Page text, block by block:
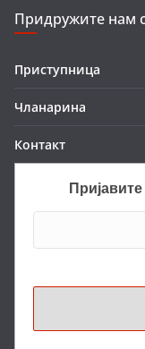
Придружите нам
Приступница
Чланарина
Контакт